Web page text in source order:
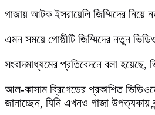
গাজায় আটক ইসরায়েলি জিম্মিদের নিয়ে
এমন সময়ে গোষ্ঠীটি জিম্মিদের নতুন
সংবাদমাধ্যমের প্রতিবেদনে বলা
আল-কাসাম ব্রিগেডের প্রকাশিত
জানাচ্ছেন, যিনি এখনও গাজা উপত্যকায়